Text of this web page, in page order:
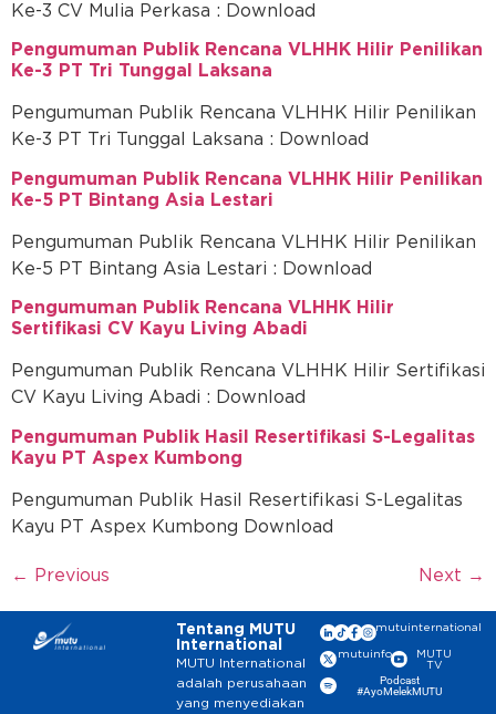
Ke-3 CV Mulia Perkasa : Download
Pengumuman Publik Rencana VLHHK Hilir Penilikan
Ke-3 PT Tri Tunggal Laksana
Pengumuman Publik Rencana VLHHK Hilir Penilikan
Ke-3 PT Tri Tunggal Laksana : Download
Pengumuman Publik Rencana VLHHK Hilir Penilikan
Ke-5 PT Bintang Asia Lestari
Pengumuman Publik Rencana VLHHK Hilir Penilikan
Ke-5 PT Bintang Asia Lestari : Download
Pengumuman Publik Rencana VLHHK Hilir
Sertifikasi CV Kayu Living Abadi
Pengumuman Publik Rencana VLHHK Hilir Sertifikasi
CV Kayu Living Abadi : Download
Pengumuman Publik Hasil Resertifikasi S-Legalitas
Kayu PT Aspex Kumbong
Pengumuman Publik Hasil Resertifikasi S-Legalitas
Kayu PT Aspex Kumbong Download
← Previous Next →
Tentang MUTU
International
MUTU International
adalah perusahaan
yang menyediakan
mutuinternational
mutuinfo
MUTU
TV
Podcast
#AyoMelekMUTU